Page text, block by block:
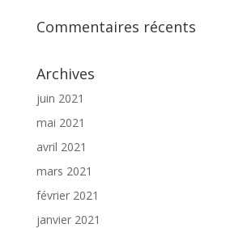
Commentaires récents
Archives
juin 2021
mai 2021
avril 2021
mars 2021
février 2021
janvier 2021